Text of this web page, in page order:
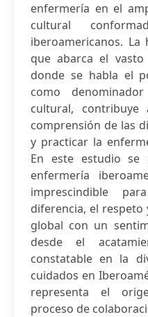
enfermería en el
cultural
iberoamericanos.
que abarca el
donde se habla el
como
cultural,
comprensión de las
y practicar la
En este estudio
enfermería
imprescindible
diferencia, el respeto
global con un
desde el
constatable en la
cuidados en
representa el
proceso de